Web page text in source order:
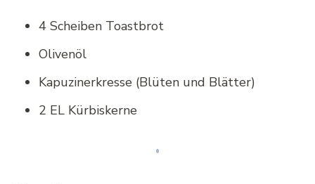
4 Scheiben Toastbrot
Olivenöl
Kapuzinerkresse (Blüten und Blätter)
2 EL Kürbiskerne